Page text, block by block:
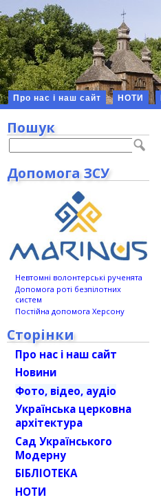
Про нас і наш сайт НОТИ
Пошук
Допомога ЗСУ
Невтомні волонтерські рученята
Допомога роті безпілотних
систем
Постійна допомога Херсону
Сторінки
Про нас і наш сайт
Новини
Фото, відео, аудіо
Українська церковна
архітектура
Сад Українського
Модерну
БІБЛІОТЕКА
НОТИ